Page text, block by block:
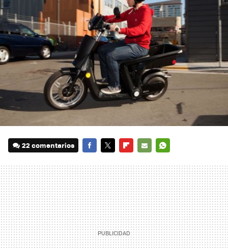
22 comentarios
MAIL